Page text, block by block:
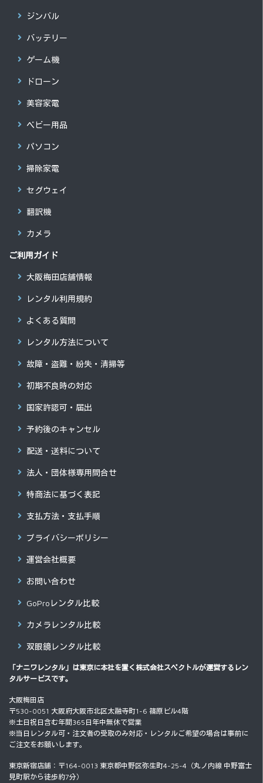
ジンバル
バッテリー
ゲーム機
ドローン
美容家電
ベビー用品
パソコン
掃除家電
セグウェイ
翻訳機
カメラ
ご利用ガイド
大阪梅田店舗情報
レンタル利用規約
よくある質問
レンタル方法について
故障・盗難・紛失・清掃等
初期不良時の対応
国家許認可・届出
予約後のキャンセル
配送・送料について
法人・団体様専用問合せ
特商法に基づく表記
支払方法・支払手順
プライバシーポリシー
運営会社概要
お問い合わせ
GoProレンタル比較
カメラレンタル比較
双眼鏡レンタル比較
「ナニワレンタル」は東京に本社を置く 株式会社スペクトルが運営するレン
タルサービスです。
大阪梅田店
〒530-0051 大阪府大阪市北区太融寺町1-6 篠原ビル4階
※土日祝日含む年間365日年中無休で営業
※当日レンタル可・注文者の受取のみ対応・レンタルご希望の場合は事前に
ご注文をお願いします。
東京新宿店舗：〒164-0013 東京都中野区弥生町4-25-4（丸ノ内線 中野富士
見町駅から徒歩約7分）